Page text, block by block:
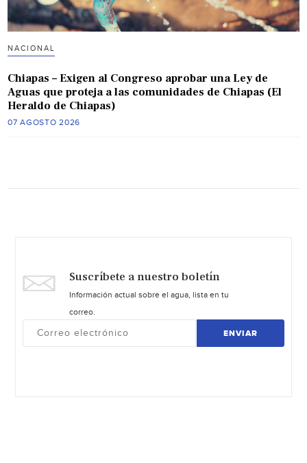
NACIONAL
Chiapas – Exigen al Congreso aprobar una Ley de
Aguas que proteja a las comunidades de Chiapas (El
Heraldo de Chiapas)
07 AGOSTO 2026
Suscríbete a nuestro boletín
Información actual sobre el agua, lista en tu
correo.
ENVIAR